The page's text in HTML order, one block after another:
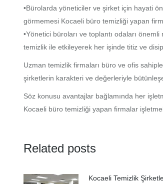
•Bürolarda yöneticiler ve şirket için hayati
görmemesi Kocaeli büro temizliği yapan
•Yönetici büroları ve toplantı odaları
temizlik ile etkileyerek her işinde titiz ve
Uzman temizlik firmaları büro ve ofis
şirketlerin karakteri ve değerleriyle
Söz konusu avantajlar bağlamında her
Kocaeli büro temizliği yapan firmalar
Related posts
Kocaeli Temizlik